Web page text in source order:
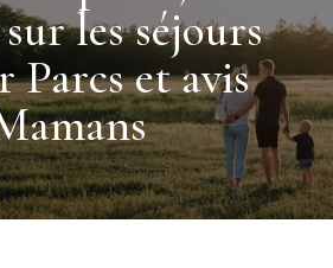
les séjours
Parcs et avis